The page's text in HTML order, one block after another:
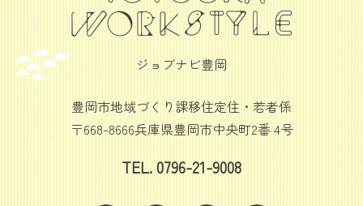
ジョブナビ豊岡
豊岡市地域づくり課移住定住・若者係
〒668-8666兵庫県豊岡市中央町2番 4号
TEL. 0796-21-9008